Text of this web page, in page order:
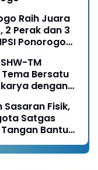
Raih Juara
2 Perak dan 3
Ponorogo
TM
Bersatu
dengan
Fisik,
Satgas
Bantu